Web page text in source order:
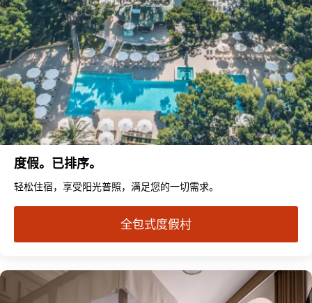
度假。已排序。
轻松住宿，享受阳光普照，满足您的一切需求。
全包式度假村